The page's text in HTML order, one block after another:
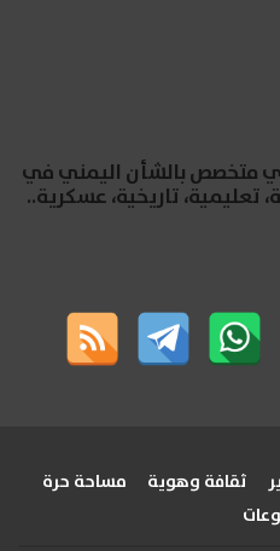
متخصص بالشأن اليمني في
تعليمية، تاريخية، عسكرية..
ثقافة وهوية
مساحة حرة